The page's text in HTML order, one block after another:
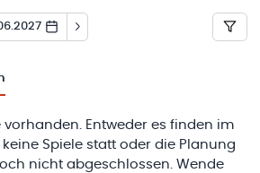
vorhanden. Entweder es finden im
Spiele statt oder die Planung
nicht abgeschlossen. Wende